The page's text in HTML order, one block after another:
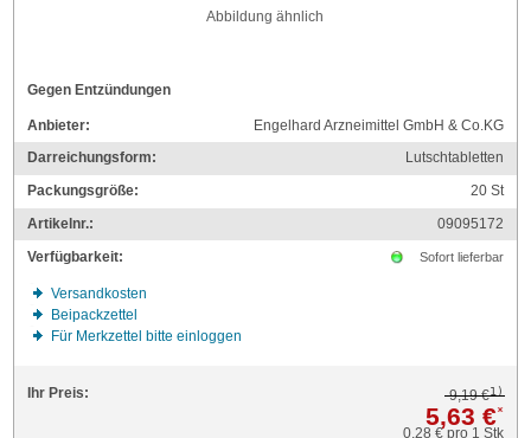
Abbildung ähnlich
Gegen Entzündungen
Anbieter:
Engelhard Arzneimittel GmbH & Co.KG
Darreichungsform:
Lutschtabletten
Packungsgröße:
20St
Artikelnr.:
09095172
Verfügbarkeit:
Sofort lieferbar
Versandkosten
Beipackzettel
Für Merkzettel bitte einloggen
Ihr Preis: 9,19 €1)
5,63 €*
0,28 €pro 1 Stk